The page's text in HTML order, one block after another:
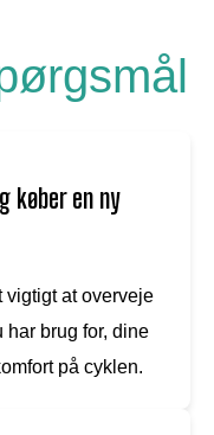
køber en ny
vigtigt at overveje
har brug for, dine
på cyklen.